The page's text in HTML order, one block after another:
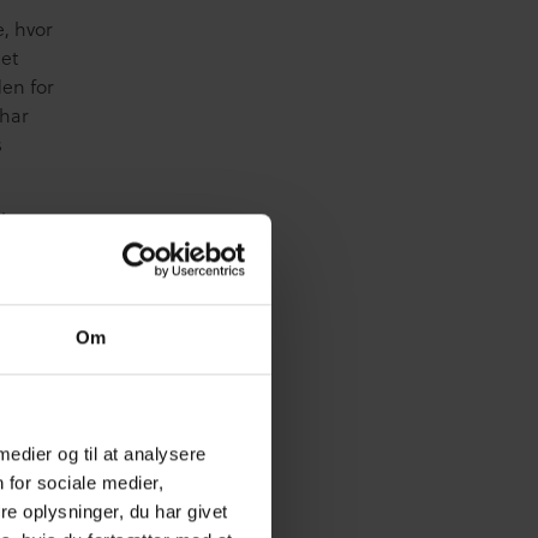
Om
og til at analysere
for sociale medier,
oplysninger, du har givet
hvor
for